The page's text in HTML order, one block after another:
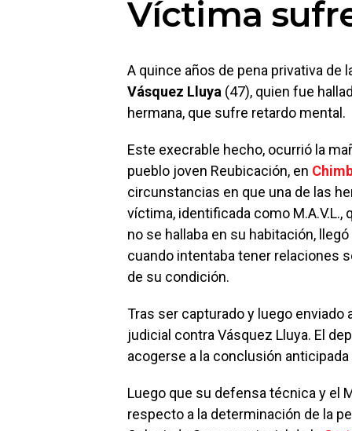
Víctima
A quince años de pena privativa
Vásquez Lluya (47), quien fue
hermana, que sufre retardo mental.
Este execrable hecho, ocurrió la
pueblo joven Reubicación, en
circunstancias en que una de las
víctima, identificada como
no se hallaba en su habitación,
cuando intentaba tener relaciones
de su condición.
Tras ser capturado y luego
judicial contra Vásquez Lluya. El
acogerse a la conclusión
Luego que su defensa técnica y el
respecto a la determinación de la